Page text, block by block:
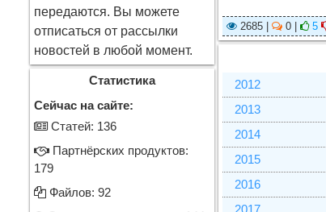
2685 |
0 | 5
2012
2013
2014
2015
2016
передаются. Вы можете
отписаться от рассылки
новостей в любой момент.
Статистика
Сейчас на сайте:
Cтатей: 136
Партнёрских продуктов:
179
Файлов: 92